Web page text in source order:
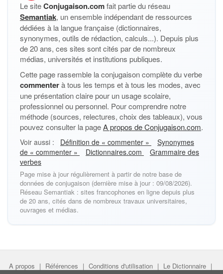
Le siteConjugaison.comfait partie du réseau
Semantiak, un ensemble indépendant de ressources
dédiées à la langue française (dictionnaires,
synonymes, outils de rédaction, calculs...). Depuis plus
de 20 ans, ces sites sont cités par de nombreux
médias, universités et institutions publiques.
Cette page rassemble la conjugaison complète du verbe
commenterà tous les temps et à tous les modes, avec
une présentation claire pour un usage scolaire,
professionnel ou personnel. Pour comprendre notre
méthode (sources, relectures, choix des tableaux), vous
pouvez consulter la pageA propos de Conjugaison.com.
Voir aussi : Définition de « commenter »
Synonymes
de « commenter »
Dictionnaires.com
Grammaire des
verbes
Page mise à jour régulièrement à partir de notre base de
données de conjugaison (dernière mise à jour : 09/08/2026).
Réseau Semantiak : sites francophones en ligne depuis plus
de 20 ans, cités dans de nombreux travaux universitaires,
ouvrages et médias.
A propos | Références | Conditions d'utilisation | Le Dictionnaire |